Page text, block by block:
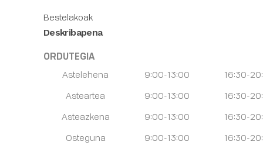
Bestelakoak
Deskribapena
ORDUTEGIA
Astelehena
9:00-13:00
16:30-
Asteartea
9:00-13:00
16:30-
Asteazkena
9:00-13:00
16:30-
Osteguna
9:00-13:00
16:30-